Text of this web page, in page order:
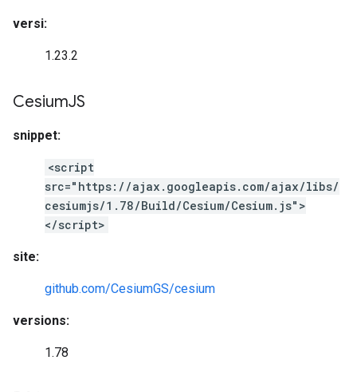
versi:
1.23.2
CesiumJS
snippet:
<script
src="https://ajax.googleapis.com/ajax/libs/
cesiumjs/1.78/Build/Cesium/Cesium.js">
</script>
site:
github.com/CesiumGS/cesium
versions:
1.78